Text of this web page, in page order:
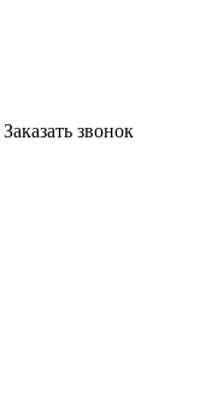
Заказать звонок